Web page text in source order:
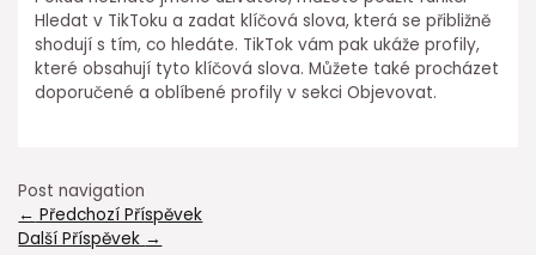
Hledat v TikToku a zadat klíčová slova, která se přibližně
shodují s tím, co hledáte. TikTok vám pak ukáže profily,
které obsahují tyto klíčová slova. Můžete také procházet
doporučené a oblíbené profily v sekci Objevovat.
Post navigation
← Předchozí Příspěvek
Další Příspěvek →